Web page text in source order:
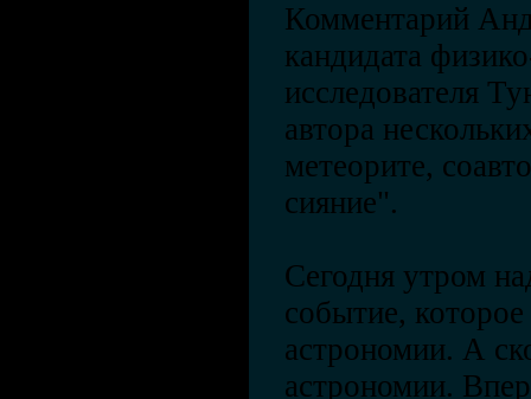
Комментарий
кандидата
исследователя
автора
метеорите,
сияние".
Сегодня утром
событие,
астрономии. А
астрономии.